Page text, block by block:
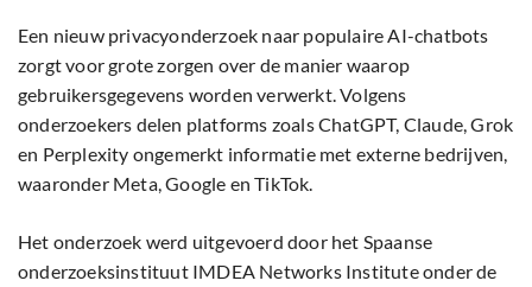
Een nieuw privacyonderzoek naar populaire AI-chatbots
zorgt voor grote zorgen over de manier waarop
gebruikersgegevens worden verwerkt. Volgens
onderzoekers delen platforms zoals ChatGPT, Claude, Grok
en Perplexity ongemerkt informatie met externe bedrijven,
waaronder Meta, Google en TikTok.
Het onderzoek werd uitgevoerd door het Spaanse
onderzoeksinstituut IMDEA Networks Institute onder de